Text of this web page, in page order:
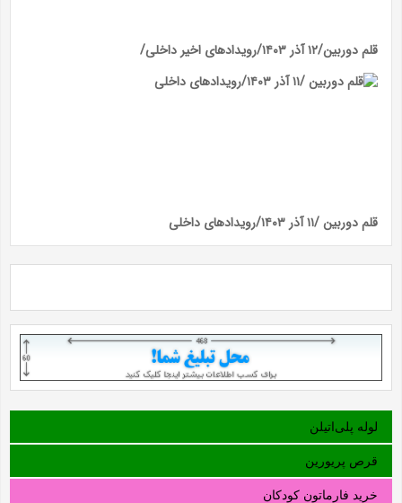
قلم دوربین/۱۲ آذر ۱۴۰۳/رویداد‌های اخیر داخلی/
قلم دوربین /۱۱ آذر ۱۴۰۳/رویداد‌های داخلی
لوله‌ پلی‌اتیلن
قرص پریورین
خرید فارماتون کودکان